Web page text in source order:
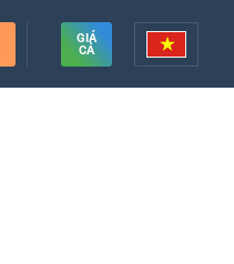
GIÁ
CẢ